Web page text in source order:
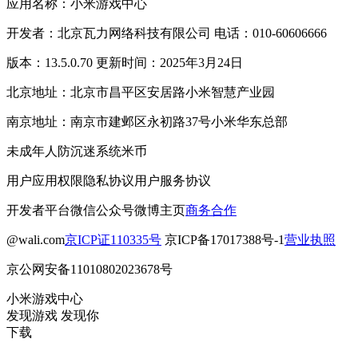
应用名称：小米游戏中心
开发者：北京瓦力网络科技有限公司 电话：010-60606666
版本：13.5.0.70 更新时间：2025年3月24日
北京地址：北京市昌平区安居路小米智慧产业园
南京地址：南京市建邺区永初路37号小米华东总部
未成年人防沉迷系统米币
用户应用权限隐私协议用户服务协议
开发者平台微信公众号微博主页商务合作
@wali.com京ICP证110335号 京ICP备17017388号-1营业执照
京公网安备11010802023678号
小米游戏中心
发现游戏 发现你
下载